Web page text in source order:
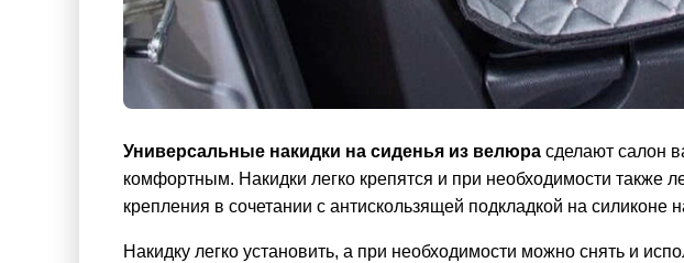
Универсальные накидки на сиденья из велюра сделают салон
комфортным. Накидки легко крепятся и при необходимости также
крепления в сочетании с антискользящей подкладкой на силиконе
Накидку легко установить, а при необходимости можно снять и